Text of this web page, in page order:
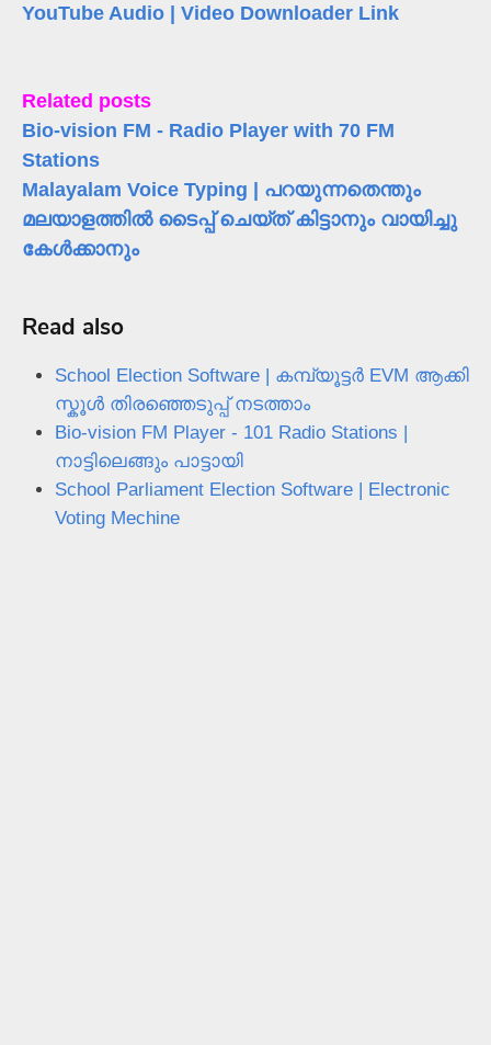
YouTube Audio | Video Downloader Link
Related posts
Bio-vision FM - Radio Player with 70 FM
Stations
Malayalam Voice Typing | പറയുന്നതെന്തും
മലയാളത്തിൽ ടൈപ്പ് ചെയ്ത് കിട്ടാനും വായിച്ചു
കേൾക്കാനും
Read also
School Election Software | കമ്പ്യൂട്ടർ EVM ആക്കി
സ്കൂൾ തിരഞ്ഞെടുപ്പ് നടത്താം
Bio-vision FM Player - 101 Radio Stations |
നാട്ടിലെങ്ങും പാട്ടായി
School Parliament Election Software | Electronic
Voting Mechine